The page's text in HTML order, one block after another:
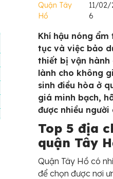
Quận Tây
Hồ
11/02/
6
Khí hậu nóng
tục và việc bảo
thiết bị vận hành
lành cho không
sinh điều hòa ở
giá minh bạch,
được nhiều
Top 5 địa
quận Tây
Quận Tây Hồ có
để chọn được nơi